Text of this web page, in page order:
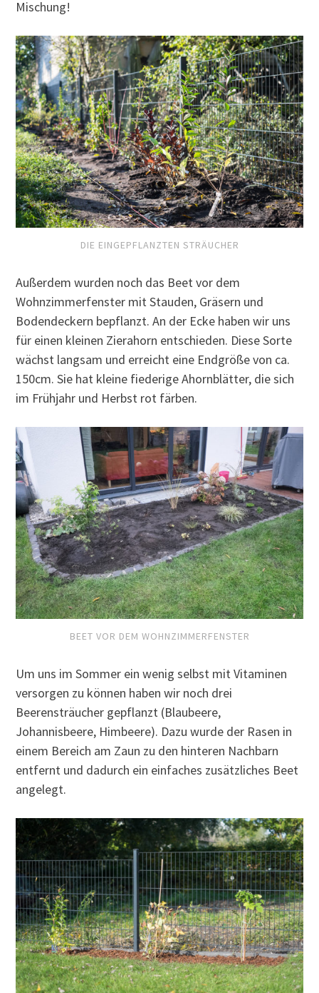
Mischung!
DIE EINGEPFLANZTEN STRÄUCHER
Außerdem wurden noch das Beet vor dem
Wohnzimmerfenster mit Stauden, Gräsern und
Bodendeckern bepflanzt. An der Ecke haben wir uns
für einen kleinen Zierahorn entschieden. Diese Sorte
wächst langsam und erreicht eine Endgröße von ca.
150cm. Sie hat kleine fiederige Ahornblätter, die sich
im Frühjahr und Herbst rot färben.
BEET VOR DEM WOHNZIMMERFENSTER
Um uns im Sommer ein wenig selbst mit Vitaminen
versorgen zu können haben wir noch drei
Beerensträucher gepflanzt (Blaubeere,
Johannisbeere, Himbeere). Dazu wurde der Rasen in
einem Bereich am Zaun zu den hinteren Nachbarn
entfernt und dadurch ein einfaches zusätzliches Beet
angelegt.